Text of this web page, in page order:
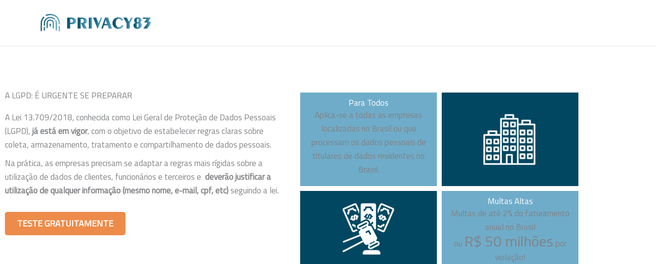
conteúdo
A LGPD: É URGENTE SE PREPARAR
A Lei 13.709/2018, conhecida como Lei Geral de Proteção de Dados Pessoais
(LGPD),já está em vigor, com o objetivo de estabelecer regras claras sobre
coleta, armazenamento, tratamento e compartilhamento de dados pessoais.
Na prática, as empresas precisam se adaptar a regras mais rígidas sobre a
utilização de dados de clientes, funcionários e terceiros e deverão justificar a
utilização de qualquer informação (mesmo nome, e-mail, cpf, etc)seguindo a lei.
TESTE GRATUITAMENTE
Para Todos
Aplica-se a todas as empresas
localizadas no Brasil ou que
processam os dados pessoais de
titulares de dados residentes no
Brasil.
Multas Altas
Multas de até 2% do faturamento
anual no Brasil
ou R$ 50 milhões por
violação!